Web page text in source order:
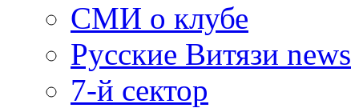
СМИ о клубе
Русские Витязи news
7-й сектор